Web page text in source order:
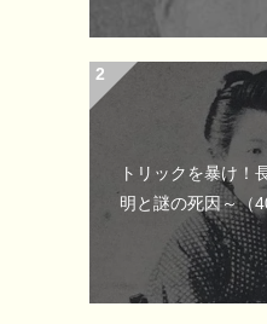
トリックを暴け！
明と謎の死因～（